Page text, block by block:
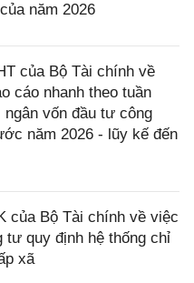
năm 2026
của Bộ Tài chính về
cáo nhanh theo tuần
vốn đầu tư công
năm 2026 - lũy kế đến
của Bộ Tài chính về việc
tư quy định hệ thống chỉ
xã